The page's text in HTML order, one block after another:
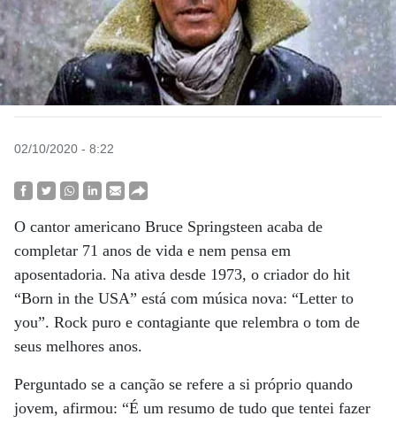
02/10/2020 - 8:22
O cantor americano Bruce Springsteen acaba de
completar 71 anos de vida e nem pensa em
aposentadoria. Na ativa desde 1973, o criador do hit
“Born in the USA” está com música nova: “Letter to
you”. Rock puro e contagiante que relembra o tom de
seus melhores anos.
Perguntado se a canção se refere a si próprio quando
jovem, afirmou: “É um resumo de tudo que tentei fazer